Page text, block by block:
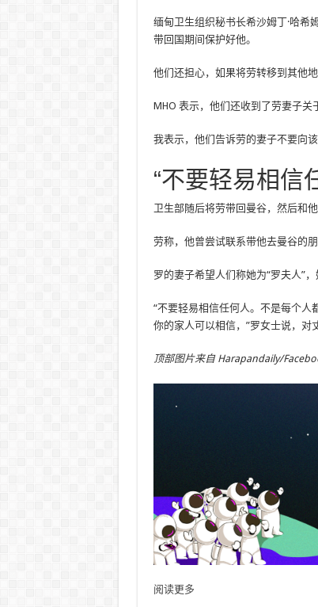
缅甸卫生组织秘书长希沙姆丁·哈希
带回国期间保护好他。
他们还担心，如果将劳转移到其他
MHO 表示，他们还收到了劳妻子关
我表示，他们告诉劳的妻子不要向
“不要轻易相信
卫生部随后将劳带回曼谷，然后和他
劳称，他曾尝试联系带他去曼谷的
罗的妻子希望人们称她为“罗夫人”
“不要轻易相信任何人。不是每个
你的家人可以相信，”罗女士说，对
顶部图片来自 Harapandaily/
阅读更多